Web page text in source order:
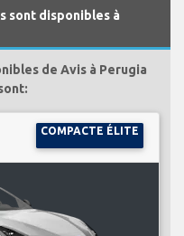
sont disponibles à
de Avis à Perugia
COMPACTE ÉLITE